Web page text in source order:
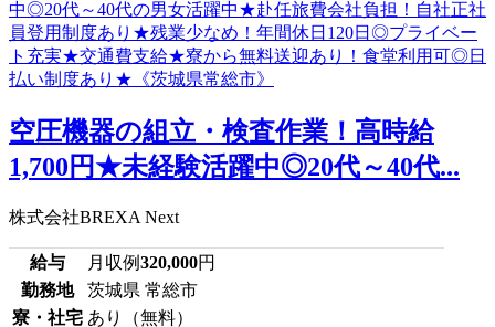
空圧機器の組立・検査作業！高時給
1,700円★未経験活躍中◎20代～40代...
株式会社BREXA Next
給与 月収例320,000円
勤務地
茨城県 常総市
寮・社宅 あり（無料）